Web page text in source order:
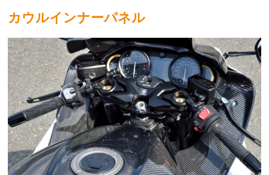
カウルインナーパネル